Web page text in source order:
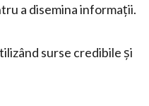
a disemina informații.
surse credibile și